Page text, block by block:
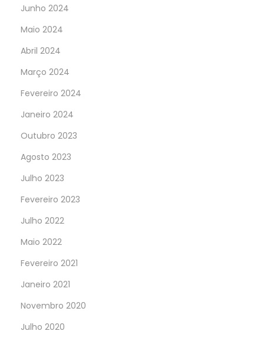
Junho 2024
Maio 2024
Abril 2024
Março 2024
Fevereiro 2024
Janeiro 2024
Outubro 2023
Agosto 2023
Julho 2023
Fevereiro 2023
Julho 2022
Maio 2022
Fevereiro 2021
Janeiro 2021
Novembro 2020
Julho 2020